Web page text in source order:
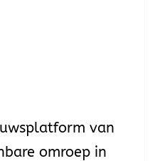
van
omroep in